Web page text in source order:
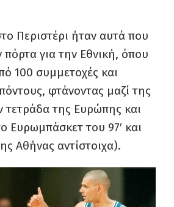
Περιστέρι ήταν αυτά που
πόρτα για την Εθνική, όπου
100 συμμετοχές και
φτάνοντας μαζί της
τετράδα της Ευρώπης και
Ευρωμπάσκετ του 97′ και
Αθήνας αντίστοιχα).